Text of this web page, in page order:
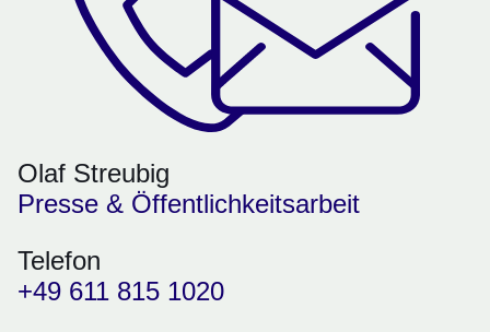
Olaf Streubig
Presse & Öffentlichkeitsarbeit
Telefon
+49 611 815 1020